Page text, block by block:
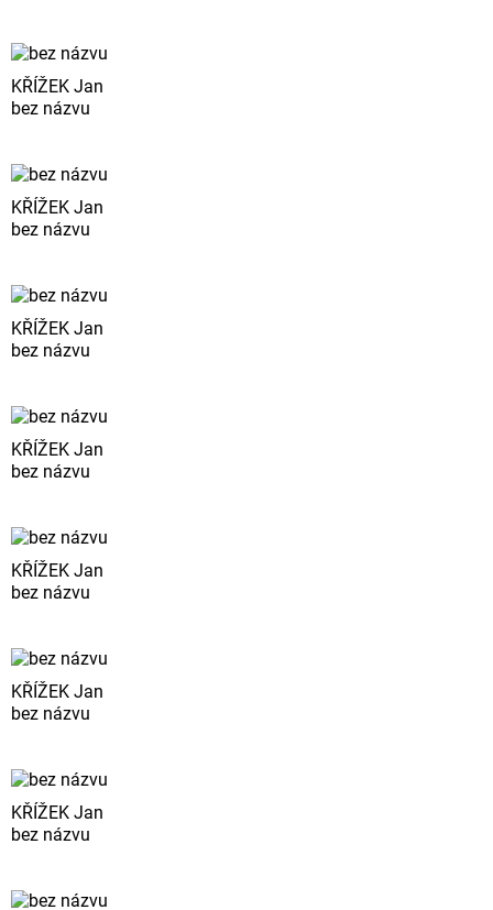
KŘÍŽEK Jan
bez názvu
KŘÍŽEK Jan
bez názvu
KŘÍŽEK Jan
bez názvu
KŘÍŽEK Jan
bez názvu
KŘÍŽEK Jan
bez názvu
KŘÍŽEK Jan
bez názvu
KŘÍŽEK Jan
bez názvu